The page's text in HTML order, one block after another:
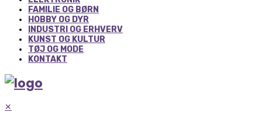
FAMILIE OG BØRN
HOBBY OG DYR
INDUSTRI OG ERHVERV
KUNST OG KULTUR
TØJ OG MODE
KONTAKT
✕